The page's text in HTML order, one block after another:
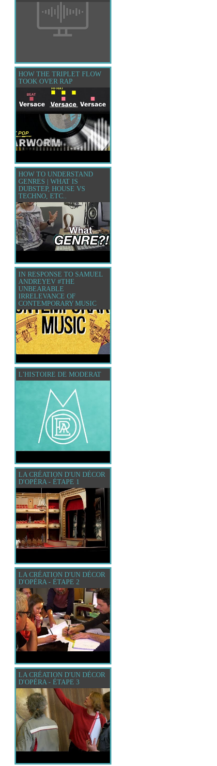
HOW THE TRIPLET FLOW
TOOK OVER RAP
HOW TO UNDERSTAND
GENRES | WHAT IS
DUBSTEP, HOUSE VS
TECHNO, ETC..
IN RESPONSE TO SAMUEL
ANDREYEV #THE
UNBEARABLE
IRRELEVANCE OF
CONTEMPORARY MUSIC
L'HISTOIRE DE MODERAT
LA CRÉATION D'UN DÉCOR
D'OPÉRA - ÉTAPE 1
LA CRÉATION D'UN DÉCOR
D'OPÉRA - ÉTAPE 2
LA CRÉATION D'UN DÉCOR
D'OPÉRA - ÉTAPE 3